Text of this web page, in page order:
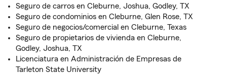
Seguro de carros en Cleburne, Joshua, Godley, TX
Seguro de condominios en Cleburne, Glen Rose, TX
Seguro de negocios/comercial en Cleburne, Texas
Seguro de propietarios de vivienda en Cleburne,
Godley, Joshua, TX
Licenciatura en Administración de Empresas de
Tarleton State University